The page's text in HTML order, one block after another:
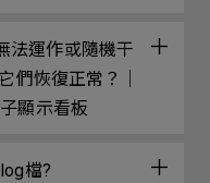
法運作或隨機干
們恢復正常？｜
顯示看板
檔?